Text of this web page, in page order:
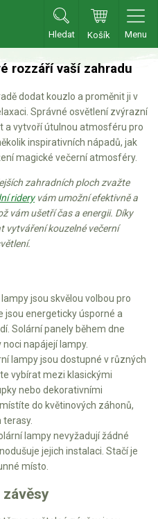
Hledat Košík Menu
rozzáří vaší zahradu
dodat kouzlo a proměnit ji v
Správné osvětlení zvýrazní
a vytvoří útulnou atmosféru pro
inspirativních nápadů, jak
magické večerní atmosféry.
zahradních ploch zvažte
rideryvám umožní efektivně a
vám ušetří čas a energii. Díky
vytváření kouzelné večerní
lampy jsou skvělou volbou pro
jsou energeticky úsporné a
Solární panely během dne
napájejí lampy.
lampy jsou dostupné v různých
vybírat mezi klasickými
nebo dekorativními
do květinových záhonů,
terasy.
lampy nevyžadují žádné
jejich instalaci. Stačí je
místo.